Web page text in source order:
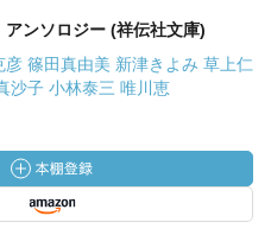
ンソロジー (祥伝社文庫)
篠田真由美 新津きよみ 草上仁
沙子 小林泰三 唯川恵